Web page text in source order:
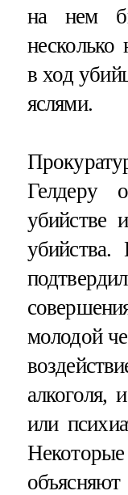
на нем
в ход
яслями.
Гелдеру
убийстве
убийства.
молодой
алкоголя,
или
Некоторые